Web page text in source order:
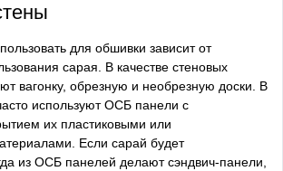
для обшивки зависит от
сарая. В качестве стеновых
вагонку, обрезную и необрезную доски. В
используют ОСБ панели с
их пластиковыми или
Если сарай будет
из ОСБ панелей делают сэндвич-панели,